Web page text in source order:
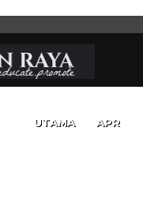
UTAMA APR